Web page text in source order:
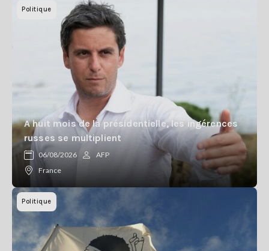
Politique
A huit mois de la présidentielle, les ingérences
russes se multiplient
06/08/2026
AFP
France
Politique